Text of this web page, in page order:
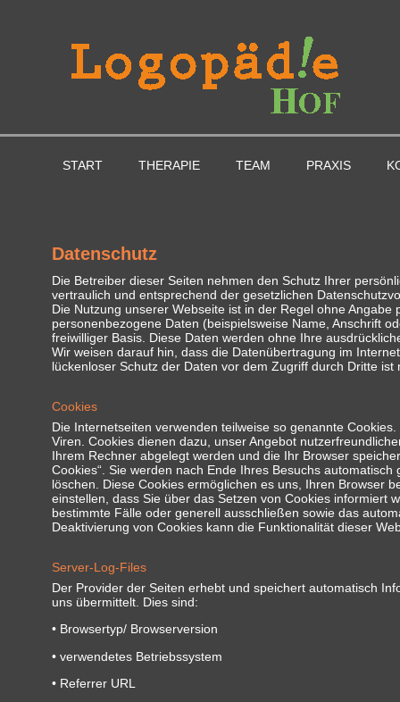
START THERAPIE TEAM PRAXIS
Datenschutz
Die Betreiber dieser Seiten nehmen den Schutz Ihrer
vertraulich und entsprechend der gesetzlichen
Die Nutzung unserer Webseite ist in der Regel ohne
personenbezogene Daten (beispielsweise Name, Anschrift
freiwilliger Basis. Diese Daten werden ohne Ihre
Wir weisen darauf hin, dass die Datenübertragung im
lückenloser Schutz der Daten vor dem Zugriff durch Dritte ist
Cookies
Die Internetseiten verwenden teilweise so genannte
Viren. Cookies dienen dazu, unser Angebot
Ihrem Rechner abgelegt werden und die Ihr Browser
Cookies“. Sie werden nach Ende Ihres Besuchs
löschen. Diese Cookies ermöglichen es uns, Ihren Browser
einstellen, dass Sie über das Setzen von Cookies informiert
bestimmte Fälle oder generell ausschließen sowie das
Deaktivierung von Cookies kann die Funktionalität dieser
Server-Log-Files
Der Provider der Seiten erhebt und speichert automatisch
uns übermittelt. Dies sind:
• Browsertyp/ Browserversion
• verwendetes Betriebssystem
• Referrer URL